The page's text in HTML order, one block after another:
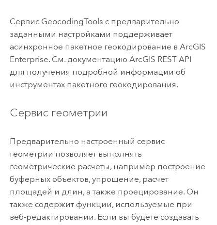
Сервис GeocodingTools с предварительно
заданными настройками поддерживает
асинхронное пакетное геокодирование в ArcGIS
Enterprise. См. документацию ArcGIS REST API
для получения подробной информации об
инструментах пакетного геокодирования.
Сервис геометрии
Предварительно настроенный сервис
геометрии позволяет выполнять
геометрические расчеты, например построение
буферных объектов, упрощение, расчет
площадей и длин, а также проецирование. Он
также содержит функции, используемые при
веб-редактировании. Если вы будете создавать